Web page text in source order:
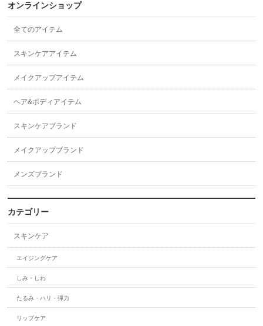
オンラインショップ
全てのアイテム
スキンケアアイテム
メイクアップアイテム
ヘア&ボディアイテム
スキンケアブランド
メイクアップブランド
メンズブランド
カテゴリー
スキンケア
エイジングケア
しみ・しわ
たるみ・ハリ・弾力
リップケア